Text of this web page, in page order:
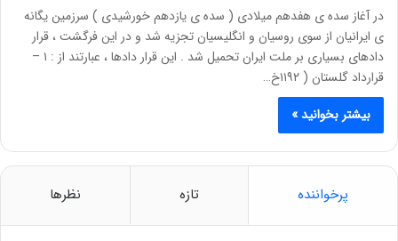
در آغاز سده ی هفدهم میلادی ( سده ی یازدهم خورشیدی ) سرزمین یگانه
ی ایرانیان از سوی روسیان و انگلیسیان تجزیه شد و در این فرگشت ، قرار
دادهای بسیاری بر ملت ایران تحمیل شد . این قرار دادها ، عبارتند از : ۱ –
قرارداد گلستان ( ۱۱۹۲خ…
بیشتر بخوانید »
پرخواننده تازه نظرها